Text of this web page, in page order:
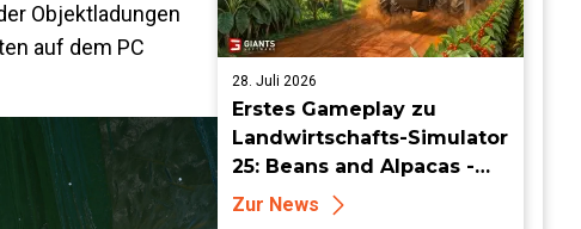
Objektladungen
auf dem PC
28. Juli 2026
Erstes Gameplay zu
Landwirtschafts-Simulator
25: Beans and Alpacas -
Mehr auf FarmCon
Zur News